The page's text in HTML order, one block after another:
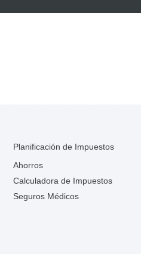
Planificación de Impuestos
Ahorros
Calculadora de Impuestos
Seguros Médicos